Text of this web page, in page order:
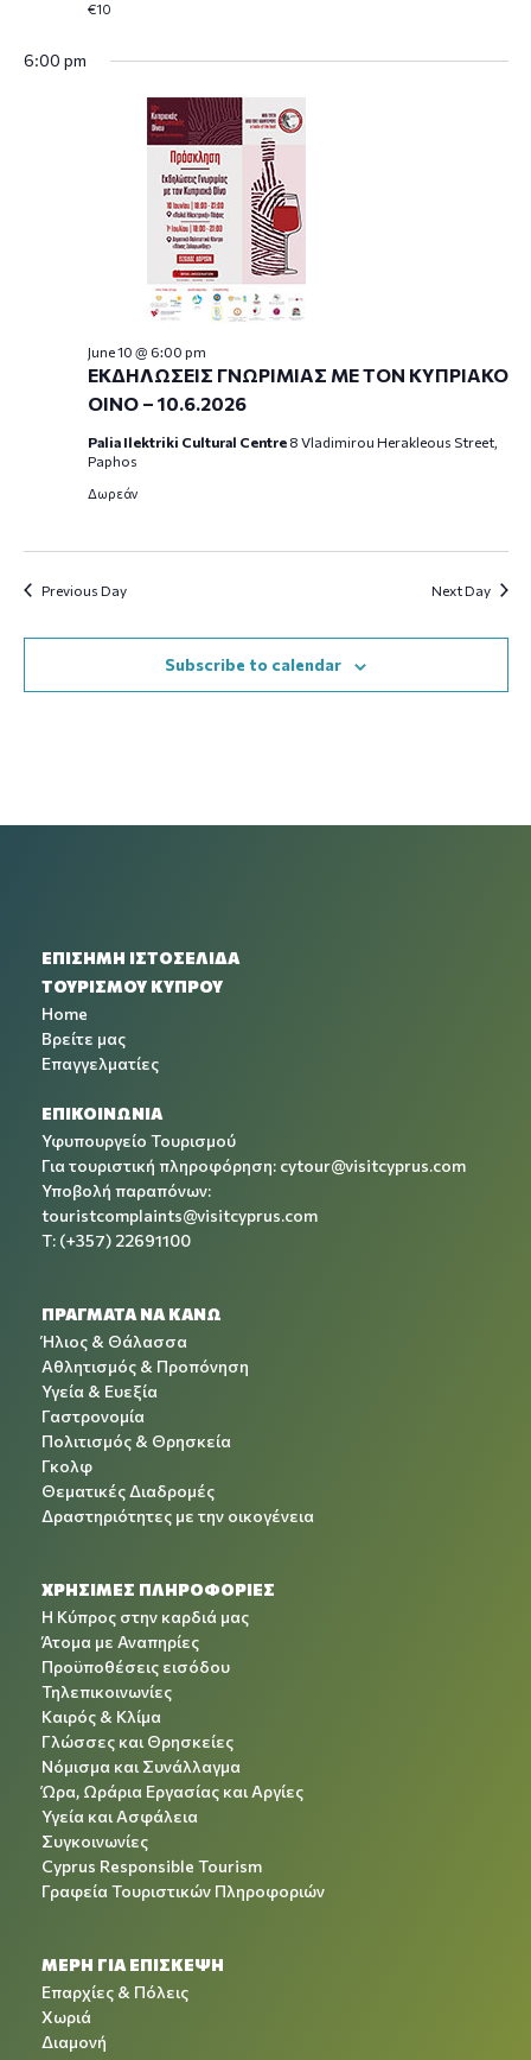
€10
6:00 pm
ΕΚΔΗΛΩΣΕΙΣ ΓΝΩΡΙΜΙΑΣ ΜΕ ΤΟΝ ΚΥΠΡΙΑΚΟ
ΟΙΝΟ – 10.6.2026
June 10 @ 6:00 pm
Palia Ilektriki Cultural Centre 8 Vladimirou Herakleous Street,
Paphos
Δωρεάν
Previous Day Next Day
Subscribe to calendar
ΕΠΙΣΗΜΗ ΙΣΤΟΣΕΛΙΔΑ
ΤΟΥΡΙΣΜΟΥ ΚΥΠΡΟΥ
Home
Βρείτε μας
Επαγγελματίες
ΕΠΙΚΟΙΝΩΝΙΑ
Υφυπουργείο Τουρισμού
Για τουριστική πληροφόρηση: cytour@visitcyprus.com
Υποβολή παραπόνων:
touristcomplaints@visitcyprus.com
T: (+357) 22691100
ΠΡΑΓΜΑΤΑ ΝΑ ΚΑΝΩ
Ήλιος & Θάλασσα
Αθλητισμός & Προπόνηση
Υγεία & Ευεξία
Γαστρονομία
Πολιτισμός & Θρησκεία
Γκολφ
Θεματικές Διαδρομές
Δραστηριότητες με την οικογένεια
ΧΡΉΣΙΜΕΣ ΠΛΗΡΟΦΟΡΊΕΣ
Η Κύπρος στην καρδιά μας
Άτομα με Αναπηρίες
Προϋποθέσεις εισόδου
Τηλεπικοινωνίες
Καιρός & Κλίμα
Γλώσσες και Θρησκείες
Νόμισμα και Συνάλλαγμα
Ώρα, Ωράρια Εργασίας και Αργίες
Υγεία και Ασφάλεια
Συγκοινωνίες
Cyprus Responsible Tourism
Γραφεία Τουριστικών Πληροφοριών
ΜΕΡΗ ΓΙΑ ΕΠΙΣΚΕΨΗ
Επαρχίες & Πόλεις
Χωριά
Διαμονή